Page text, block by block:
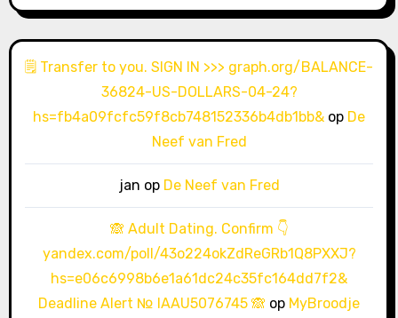
🗒 Transfer to you. SIGN IN >>> graph.org/BALANCE-
36824-US-DOLLARS-04-24?
hs=fb4a09fcfc59f8cb748152336b4db1bb& op De
Neef van Fred
jan op De Neef van Fred
🙈 Adult Dating. Confirm 👇
yandex.com/poll/43o224okZdReGRb1Q8PXXJ?
hs=e06c6998b6e1a61dc24c35fc164dd7f2&
Deadline Alert № IAAU5076745 🙈 op MyBroodje